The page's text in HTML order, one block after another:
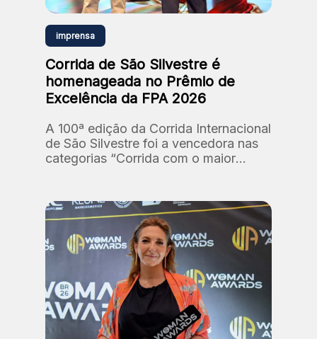
imprensa
Corrida de São Silvestre é
homenageada no Prêmio de
Excelência da FPA 2026
A 100ª edição da Corrida Internacional
de São Silvestre foi a vencedora nas
categorias “Corrida com o maior